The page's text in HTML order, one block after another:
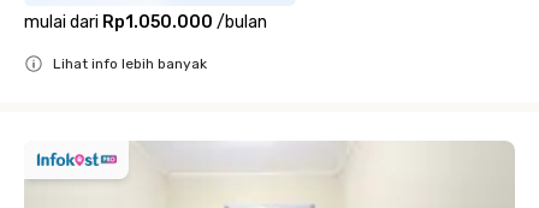
mulai dari Rp1.050.000 /bulan
Lihat info lebih banyak